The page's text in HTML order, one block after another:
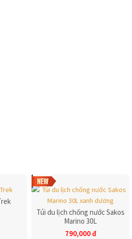
Túi du lịch chống nước Sakos
Marino 30L
790,000đ